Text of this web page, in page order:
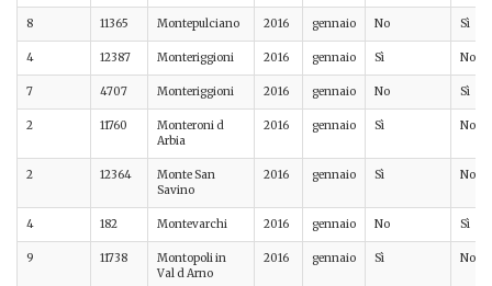
8 11365 Montepulciano 2016 gennaio No Sì
4 12387 Monteriggioni 2016 gennaio Sì No
7 4707 Monteriggioni 2016 gennaio No Sì
2 11760
Monteroni d
Arbia
2016 gennaio Sì No
2 12364
Monte San
Savino
2016 gennaio Sì No
4 182 Montevarchi 2016 gennaio No Sì
9 11738
Montopoli in
Val d Arno
2016 gennaio Sì No